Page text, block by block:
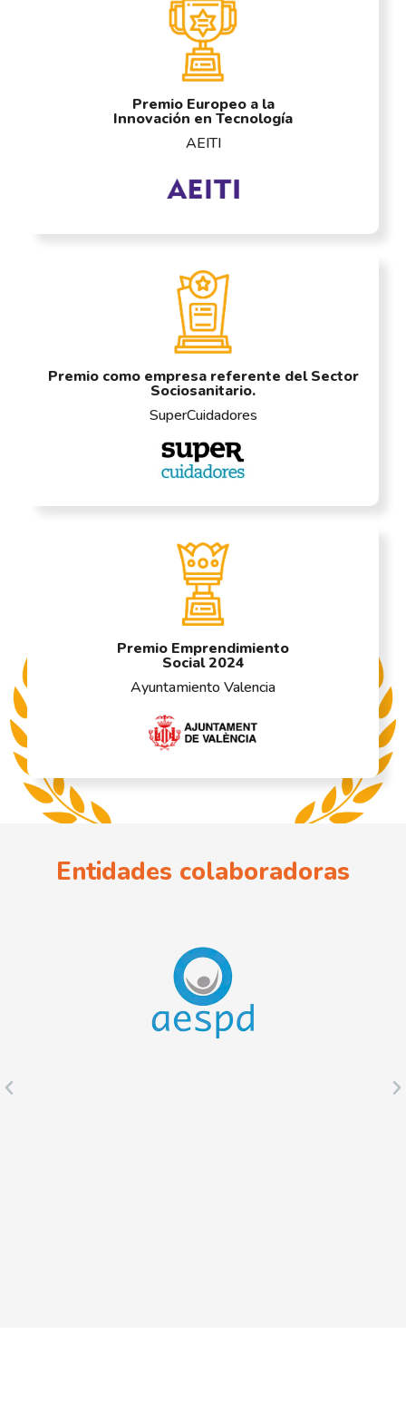
Premio Europeo a la
Innovación en Tecnología
AEITI
Premio como empresa referente del Sector
Sociosanitario.
SuperCuidadores
Premio Emprendimiento
Social 2024
Ayuntamiento Valencia
Entidades colaboradoras